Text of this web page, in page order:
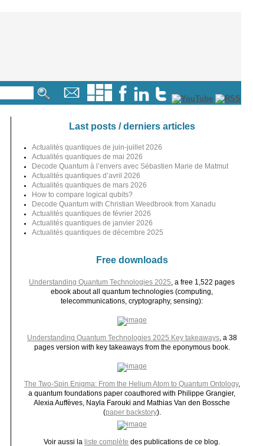
Last posts / derniers articles
Actualités quantiques de juin-juillet 2026
Actualités quantiques de mai 2026
Decode Quantum à l’envers avec Sébastien Marie de Matmut
Actualités quantiques d’avril 2026
Actualités quantiques de mars 2026
How to compare logical qubits?
Decode Quantum with Christian Weedbrook from Xanadu
Actualités quantiques de février 2026
Actualités quantiques de janvier 2026
Actualités quantiques de décembre 2025
Free downloads
Understanding Quantum Technologies 2025 , a free 1,522 pages
ebook about all quantum technologies (computing,
telecommunications, cryptography, sensing):
Understanding Quantum Technologies 2025 Key takeaways, a 38
pages version with key takeaways from the eponymous book.
The Two-Spin Enigma: From the Helium Atom to Quantum Ontology,
a quantum foundations paper coauthored with Philippe Grangier,
Alexia Auffèves, Nayla Farouki and Mathias Van den Bossche
(paper backstory).
Voir aussi la liste complète des publications de ce blog.